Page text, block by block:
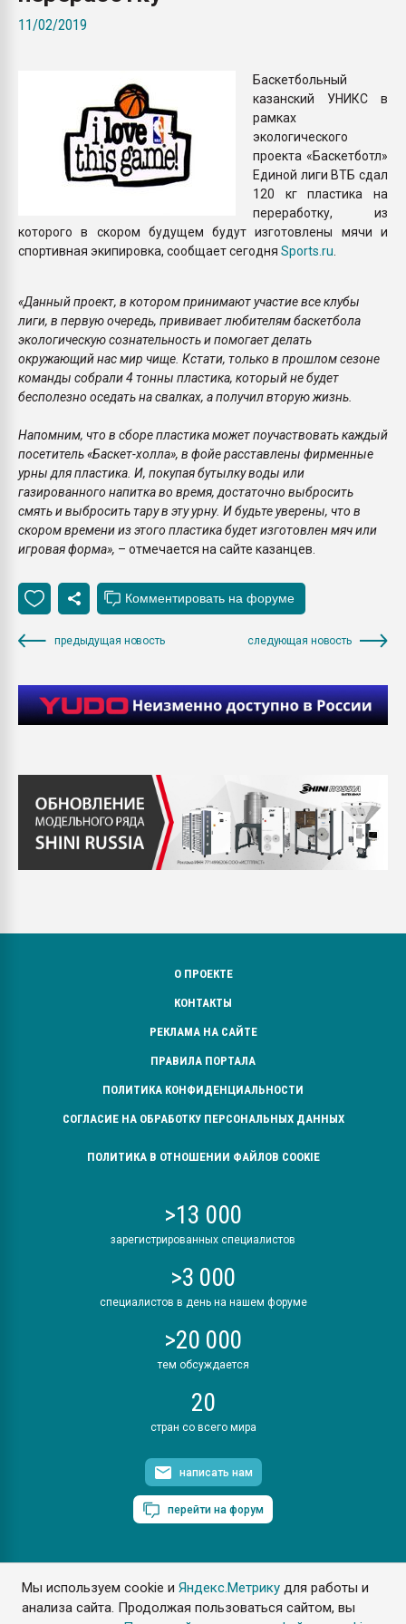
Мы используем cookie иЯндекс.Метрику для работы и
анализа сайта. Продолжая пользоваться сайтом, вы
ПЕРЕЙТИ НА
11/02/2019
Баскетбольный
казанский УНИКС в
рамках
экологического
проекта «Баскетботл»
Единой лиги ВТБ сдал
120 кг пластика на
переработку, из
которого в скором будущем будут изготовлены мячи и
спортивная экипировка, сообщает сегодня Sports.ru
«Данный проект, в котором принимают участие все клубы
лиги, в первую очередь, прививает любителям баскетбола
экологическую сознательность и помогает делать
окружающий нас мир чище. Кстати, только в прошлом сезоне
команды собрали 4 тонны пластика, который не будет
бесполезно оседать на свалках, а получил вторую жизнь.
Напомним, что в сборе пластика может поучаствовать каждый
посетитель «Баскет-холла», в фойе расставлены фирменные
урны для пластика. И, покупая бутылку воды или
газированного напитка во время, достаточно выбросить
смять и выбросить тару в эту урну. И будьте уверены, что в
скором времени из этого пластика будет изготовлен мяч или
игровая форма», – отмечается на сайте казанцев.
предыдущая новость следующая новость
О ПРОЕКТЕ
КОНТАКТЫ
РЕКЛАМА НА САЙТЕ
ПРАВИЛА ПОРТАЛА
ПОЛИТИКА КОНФИДЕНЦИАЛЬНОСТИ
СОГЛАСИЕ НА ОБРАБОТКУ ПЕРСОНАЛЬНЫХ ДАННЫХ
ПОЛИТИКА В ОТНОШЕНИИ ФАЙЛОВ COOKIE
>13 000
зарегистрированных специалистов
>3 000
специалистов в день на нашем форуме
>20 000
тем обсуждается
20
стран со всего мира
написать нам
перейти на форум
ПластЭксперт © 2006. Все права защищены
Разрешается копирование материалов сайта с обязательной